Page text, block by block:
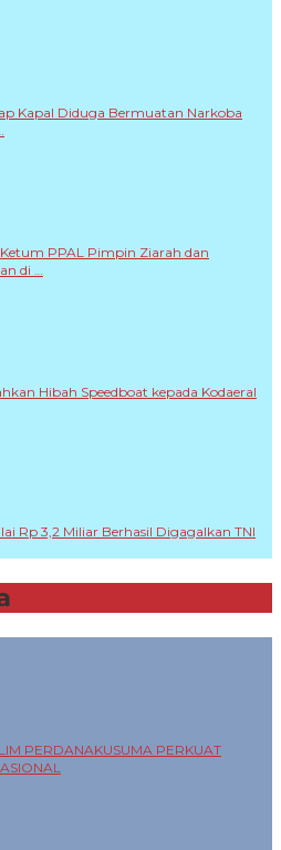
Kapal Diduga Bermuatan Narkoba
PPAL Pimpin Ziarah dan
di …
Hibah Speedboat kepada Kodaeral
Rp 3,2 Miliar Berhasil Digagalkan TNI
PERDANAKUSUMA PERKUAT